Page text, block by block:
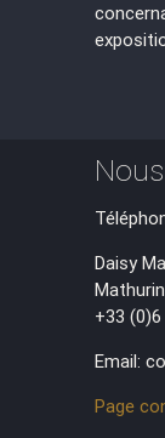
Daisy
+33
Email:
Page